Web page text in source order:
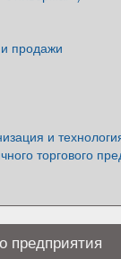
продажи
и
торгового
предприятия